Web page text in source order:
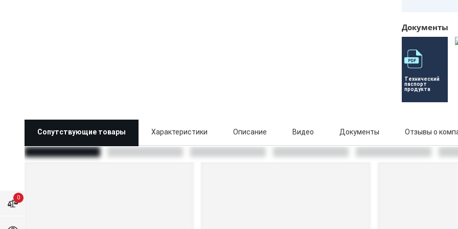
0
Документы
Технический
паспорт
продукта
Сопутствующие товары Характеристики Описание Видео Документы Отзывы о